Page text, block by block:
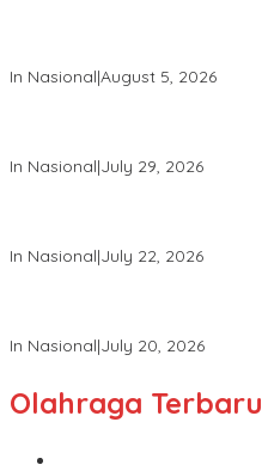
In Nasional|August 5, 2026
In Nasional|July 29, 2026
In Nasional|July 22, 2026
In Nasional|July 20, 2026
Olahraga Terbaru